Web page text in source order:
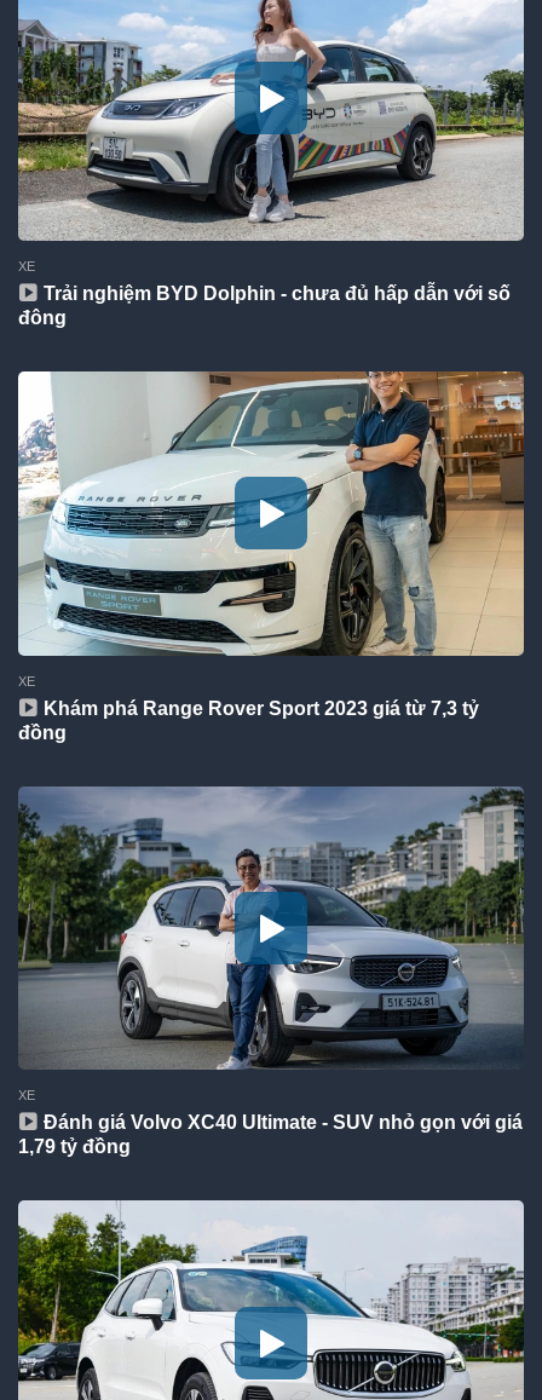
XE
Trải nghiệm BYD Dolphin - chưa đủ hấp dẫn với số
đông
XE
Khám phá Range Rover Sport 2023 giá từ 7,3 tỷ
đồng
XE
Đánh giá Volvo XC40 Ultimate - SUV nhỏ gọn với giá
1,79 tỷ đồng